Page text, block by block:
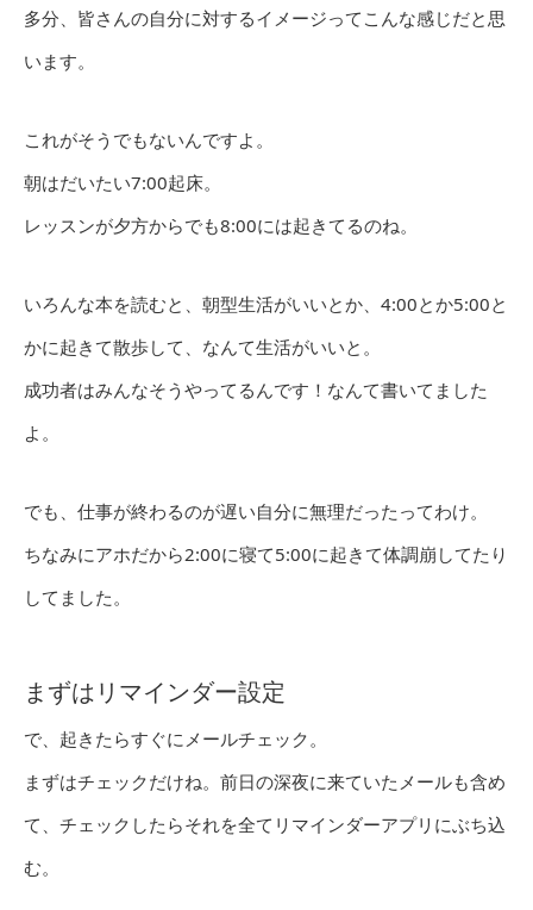
多分、皆さんの自分に対するイメージってこんな感じだと思
います。
これがそうでもないんですよ。
朝はだいたい7:00起床。
レッスンが夕方からでも8:00には起きてるのね。
いろんな本を読むと、朝型生活がいいとか、4:00とか5:00と
かに起きて散歩して、なんて生活がいいと。
成功者はみんなそうやってるんです！なんて書いてました
よ。
でも、仕事が終わるのが遅い自分に無理だったってわけ。
ちなみにアホだから2:00に寝て5:00に起きて体調崩してたり
してました。
まずはリマインダー設定
で、起きたらすぐにメールチェック。
まずはチェックだけね。前日の深夜に来ていたメールも含め
て、チェックしたらそれを全てリマインダーアプリにぶち込
む。